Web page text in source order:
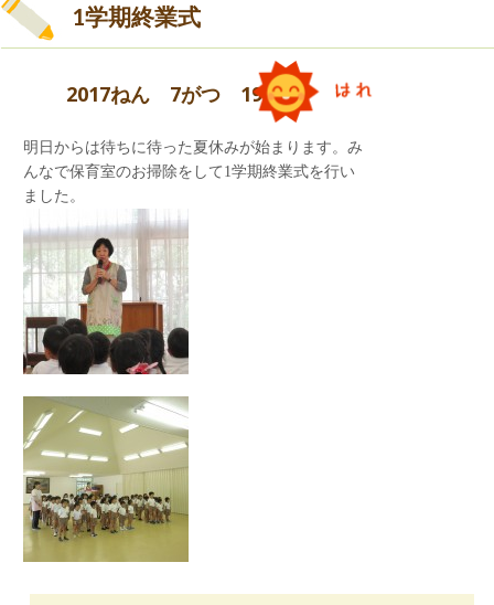
体操の後は、布団の片づけ。
友だちと協力をして、玄関まで運びます！！
どきどき緊張していたり、楽しみにしている友だ
ちがたくさんいました。
お母さんに「いってきます」のご挨拶をし、セミ
ナーハウスに出発！！
文化の森へ出発！
1学期終業式
2017ねん 7がつ 19にち
明日からは待ちに待った夏休みが始まります。み
んなで保育室のお掃除をして1学期終業式を行い
ました。
2学期始業式には一段と成長した皆さんにお会い